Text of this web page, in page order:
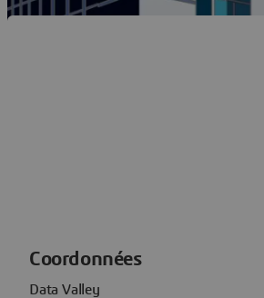
Dassault
Coordonnées
Data Valley